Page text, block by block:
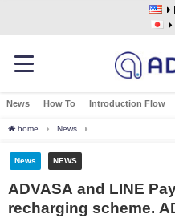
News How To Introduction Flow
home News
News NEWS
ADVASA and LINE
recharging scheme.